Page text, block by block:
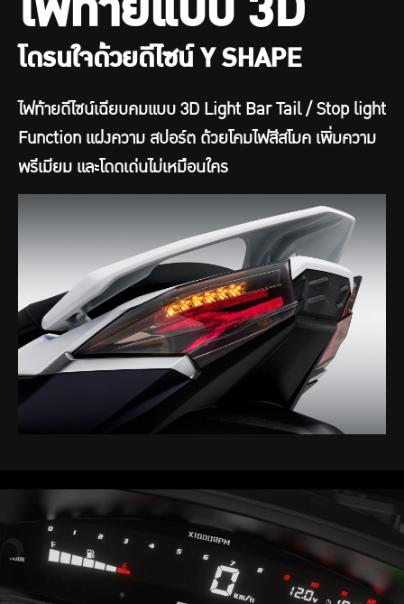
โดรนใจด้วยดีไซน์ Y SHAPE
ไฟท้ายดีไซน์เฉียบคมแบบ 3D Light Bar Tail / Stop light
Function แฝงความ สปอร์ต ด้วยโคมไฟสีสโมค เพิ่มความ
พรีเมียม และโดดเด่นไม่เหมือนใคร